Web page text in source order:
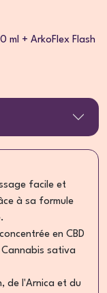
ml + ArkoFlex Flash
facile et
à sa formule
en CBD
sativa
de l'Arnica et du